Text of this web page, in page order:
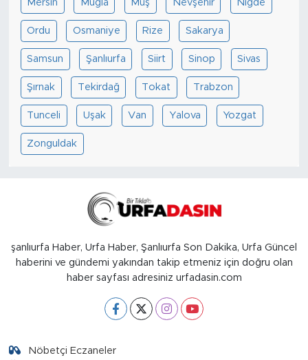
Mersin Muğla Muş Nevşehir Niğde
Ordu Osmaniye Rize Sakarya
Samsun Şanlıurfa Siirt Sinop Sivas
Şırnak Tekirdağ Tokat Trabzon
Tunceli Uşak Van Yalova Yozgat
Zonguldak
şanlıurfa Haber, Urfa Haber, Şanlıurfa Son Dakika, Urfa Güncel
haberini ve gündemi yakından takip etmeniz için doğru olan
haber sayfası adresiniz urfadasin.com
Nöbetçi Eczaneler